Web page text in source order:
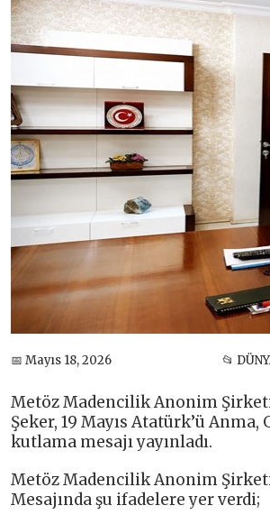
📅 Mayıs 18, 2026 📂
Metöz Madencilik Anonim
Şeker, 19 Mayıs Atatürk’ü
kutlama mesajı yayınladı.
Metöz Madencilik Anonim
Mesajında şu ifadelere yer verdi;